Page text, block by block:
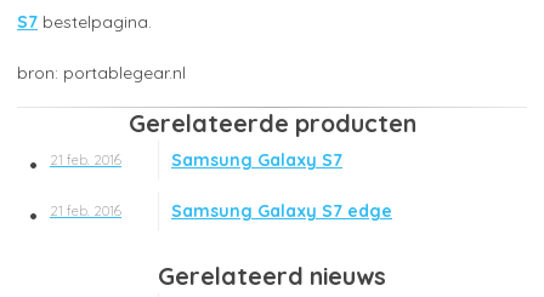
S7 bestelpagina.
portablegear.nl
Gerelateerde producten
21 feb. 2016 Samsung Galaxy S7
21 feb. 2016 Samsung Galaxy S7 edge
Gerelateerd nieuws